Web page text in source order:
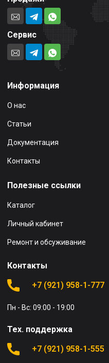
Сервис
Информация
О нас
Статьи
Документация
Контакты
Полезные ссылки
Каталог
Личный кабинет
Ремонт и обсуживание
Контакты
+7 (921) 958-1-777
Пн - Вс: 09:00 - 19:00
Тех. поддержка
+7 (921) 958-1-555